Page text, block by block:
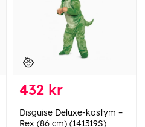
432 kr
Disguise Deluxe-kostym –
Rex (86 cm) (141319S)